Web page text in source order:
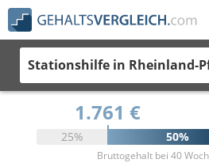
Stationshilfe in Rheinland-
1.761 €
25% 50%
Bruttogehalt bei 40